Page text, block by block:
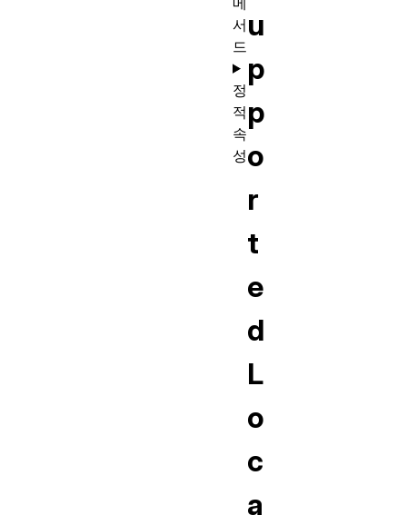
u
p
p
o
r
t
e
d
L
o
c
a
서
드
정
적
속
성